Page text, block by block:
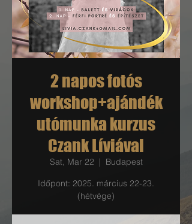
2 napos fotós
workshop+ajándék
utómunka kurzus
Czank Líviával
Sat, Mar 22
  |
Budapest
Időpont: 2025. március 22-23.
(hétvége)